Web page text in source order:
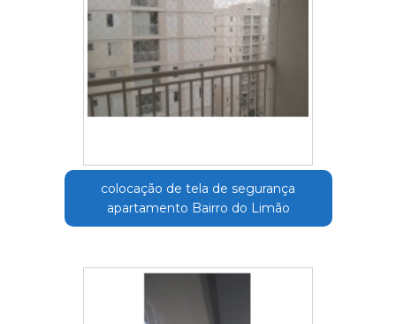
colocação de tela de segurança
apartamento Bairro do Limão